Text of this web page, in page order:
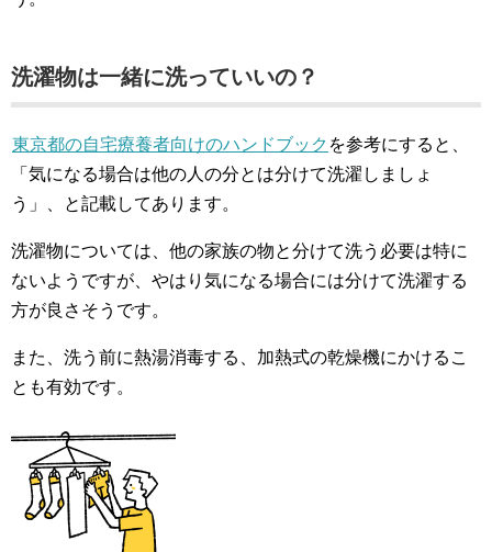
洗濯物は一緒に洗っていいの？
東京都の自宅療養者向けのハンドブック を参考にすると、
「気になる場合は他の人の分とは分けて洗濯しましょ
う」、と記載してあります。
洗濯物については、他の家族の物と分けて洗う必要は特に
ないようですが、やはり気になる場合には分けて洗濯する
方が良さそうです。
また、洗う前に熱湯消毒する、加熱式の乾燥機にかけるこ
とも有効です。